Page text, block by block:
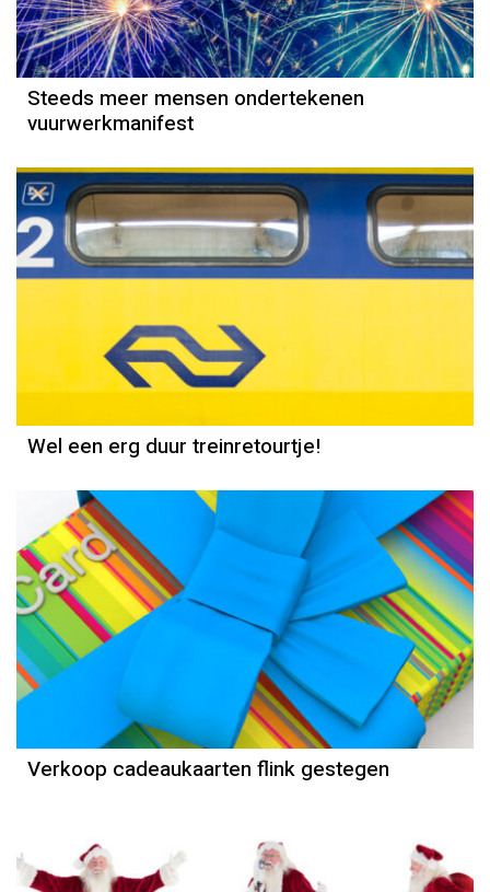
Steeds meer mensen ondertekenen
vuurwerkmanifest
Jeanine Janssen
Wel een erg duur treinretourtje!
Verkoop cadeaukaarten flink gestegen